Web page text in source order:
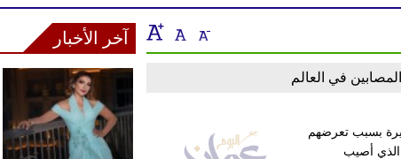
بسبب تعرضهم
الذي أصيب
آخر الأخبار